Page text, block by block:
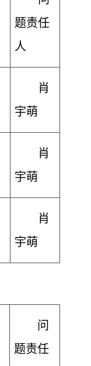
题责任
人
肖
宇萌
肖
宇萌
肖
宇萌
问
题责任